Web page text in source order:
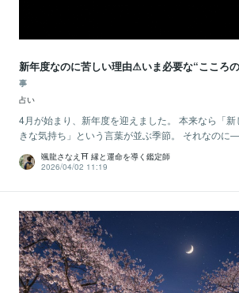
新年度なのに苦しい理由⚠いま必要な“こころ
事
占い
4月が始まり、新年度を迎えました。 本来なら「新
きな気持ち」という言葉が並ぶ季節。 それなのに
颯龍さなえ⛩ 縁と運命を導く鑑定師
2026/04/02 11:19